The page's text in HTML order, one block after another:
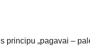
principu „pagavai –